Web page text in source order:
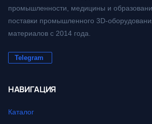
промышленности, медицины и
поставки промышленного 3D-
материалов с 2014 года.
Telegram
НАВИГАЦИЯ
Каталог